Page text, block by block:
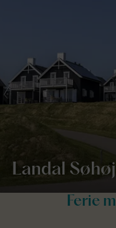
Landal